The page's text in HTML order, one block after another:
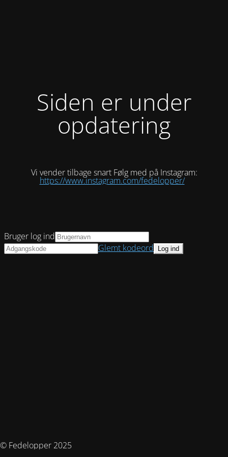
Siden er under
opdatering
Vi vender tilbage snart Følg med på Instagram:
https://www.instagram.com/fedelopper/
© Fedelopper 2025
Bruger log ind
Glemt kodeord